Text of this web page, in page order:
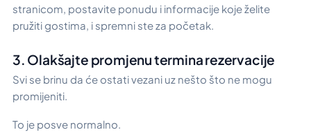
stranicom, postavite ponudu i informacije koje želite
pružiti gostima, i spremni ste za početak.
3. Olakšajte promjenu termina rezervacije
Svi se brinu da će ostati vezani uz nešto što ne mogu
promijeniti.
To je posve normalno.